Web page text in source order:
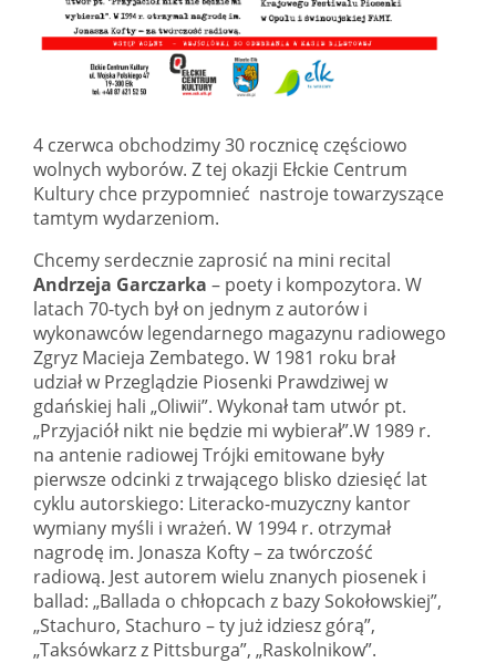
4 czerwca obchodzimy 30 rocznicę częściowo
wolnych wyborów. Z tej okazji Ełckie Centrum
Kultury chce przypomnieć nastroje towarzyszące
tamtym wydarzeniom.
Chcemy serdecznie zaprosić na mini recital
Andrzeja Garczarka – poety i kompozytora. W
latach 70-tych był on jednym z autorów i
wykonawców legendarnego magazynu radiowego
Zgryz Macieja Zembatego. W 1981 roku brał
udział w Przeglądzie Piosenki Prawdziwej w
gdańskiej hali „Oliwii”. Wykonał tam utwór pt.
„Przyjaciół nikt nie będzie mi wybierał”.W 1989 r.
na antenie radiowej Trójki emitowane były
pierwsze odcinki z trwającego blisko dziesięć lat
cyklu autorskiego: Literacko-muzyczny kantor
wymiany myśli i wrażeń. W 1994 r. otrzymał
nagrodę im. Jonasza Kofty – za twórczość
radiową. Jest autorem wielu znanych piosenek i
ballad: „Ballada o chłopcach z bazy Sokołowskiej”,
„Stachuro, Stachuro – ty już idziesz górą”,
„Taksówkarz z Pittsburga”, „Raskolnikow”.